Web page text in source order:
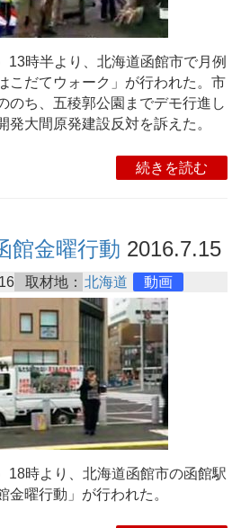
時半より、北海道函館市で月例
こだてウォーク」が行われた。市
のち、五稜郭公園までデモ行進し
発大間原発建設反対を訴えた。
続きを読む
館金曜行動 2016.7.15
取材地： 北海道 動画
時より、北海道函館市の函館駅
金曜行動」が行われた。